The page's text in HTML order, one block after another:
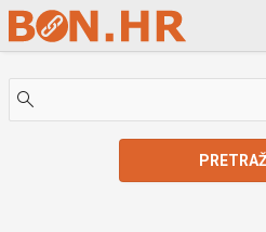
Skip to Main Content
PRETRAŽI